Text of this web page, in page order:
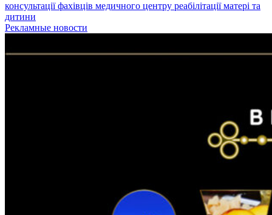
консультації фахівців медичного центру реабілітації матері та
дитини
Рекламные новости